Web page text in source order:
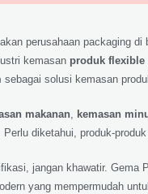
perusahaan packaging
kemasan produk flexible
sebagai solusi kemasan
makanan kemasan
diketahui, produk-produk
jangan khawatir. Gema
yang mempermudah